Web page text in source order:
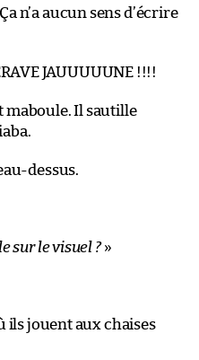
n’a aucun sens d’écrire
JAUUUUUNE !!!!
maboule. Il sautille
dessus.
sur le visuel ?»
ils jouent aux chaises